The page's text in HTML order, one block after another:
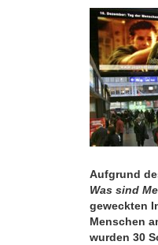
Aufgrund
Was sind
geweckten
Menschen
wurden 30